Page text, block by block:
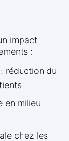
impact
:
réduction du
en milieu
chez les